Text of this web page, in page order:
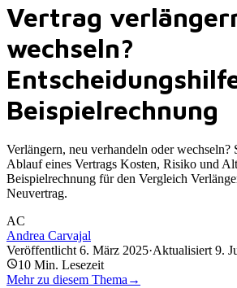
Vertrag
wechseln?
Beispielrechnung
Verlängern, neu verhandeln oder wechseln?
Ablauf eines Vertrags Kosten, Risiko und
Beispielrechnung für den Vergleich
Neuvertrag.
AC
Andrea Carvajal
Veröffentlicht 6. März 2025·Aktualisiert 9.
10 Min. Lesezeit
Mehr zu diesem Thema →